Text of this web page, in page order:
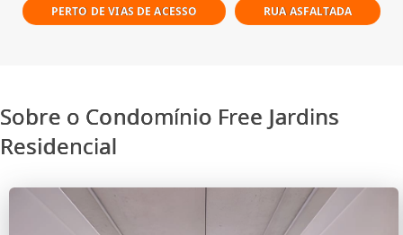
PERTO DE VIAS DE ACESSO RUA ASFALTADA
Sobre o Condomínio Free Jardins
Residencial